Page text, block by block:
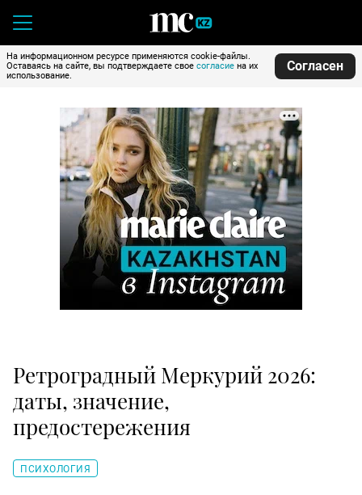
На информационном ресурсе применяются cookie-файлы.
Оставаясь на сайте, вы подтверждаете свое согласие на их
использование.
Согласен
Ретроградный Меркурий 2026:
даты, значение,
предостережения
ПСИХОЛОГИЯ